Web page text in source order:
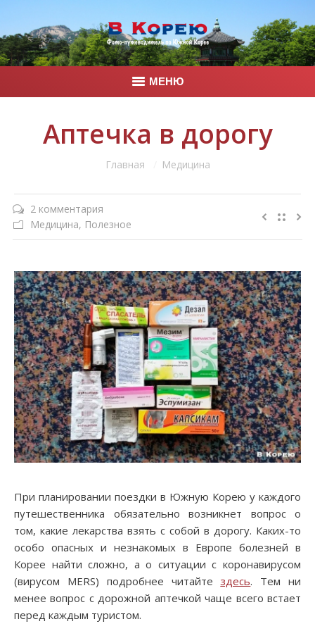
МЕНЮ
Контакты
Аптечка в дорогу
Главная Медицина
2 комментария
Медицина, Полезное
При планировании поездки в Южную Корею у каждого
путешественника обязательно возникнет вопрос о
том, какие лекарства взять с собой в дорогу. Каких-то
особо опасных и незнакомых в Европе болезней в
Корее найти сложно, а о ситуации с коронавирусом
(вирусом MERS) подробнее читайтездесь. Тем ни
менее вопрос с дорожной аптечкой чаще всего встает
перед каждым туристом.